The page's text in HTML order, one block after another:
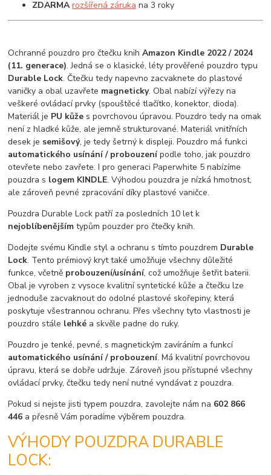
ZDARMA rozšířená záruka na 3 roky
Ochranné pouzdro pro čtečku knihAmazon Kindle 2022 / 2024
(11. generace). Jedná se o klasické, léty prověřené pouzdro typu
Durable Lock. Čtečku tedy napevno zacvaknete do plastové
vaničky a obal uzavřete magneticky. Obal nabízí výřezy na
veškeré ovládací prvky (spouštěcé tlačítko, konektor, dioda).
Materiál je PU kůže s povrchovou úpravou. Pouzdro tedy na omak
není z hladké kůže, ale jemně strukturované. Materiál vnitřních
desek je semišový, je tedy šetrný k displeji. Pouzdro má funkci
automatického usínání / probouzenípodle toho, jak pouzdro
otevřete nebo zavřete. I pro generaci Paperwhite 5 nabízíme
pouzdra s logem KINDLE. Výhodou pouzdra je nízká hmotnost,
ale zároveň pevné zpracování díky plastové vaničce.
Pouzdra Durable Lock patří za posledních 10 let k
nejoblíbenějšímtypům pouzder pro čtečky knih.
Dodejte svému Kindle styl a ochranu s tímto pouzdrem Durable
Lock. Tento prémiový kryt také umožňuje všechny důležité
funkce, včetně probouzení/usínání, což umožňuje šetřit baterii.
Obal je vyroben z vysoce kvalitní syntetické kůže a čtečku lze
jednoduše zacvaknout do odolné plastové skořepiny, která
poskytuje všestrannou ochranu. Přes všechny tyto vlastnosti je
pouzdro stále lehké a skvěle padne do ruky.
Pouzdro je tenké, pevné, s magnetickým zavíráním a funkcí
automatického usínání / probouzení. Má kvalitní povrchovou
úpravu, která se dobře udržuje. Zároveň jsou přístupné všechny
ovládací prvky, čtečku tedy není nutné vyndávat z pouzdra.
Pokud si nejste jisti typem pouzdra, zavolejte nám na 602 866
446 a přesně Vám poradíme výběrem pouzdra.
VÝHODY POUZDRA DURABLE
LOCK: